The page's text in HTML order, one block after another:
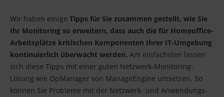
Wir haben einige Tipps für Sie zusammen gestellt, wie Sie
Ihr Monitoring so erweitern, dass auch die für Homeoffice-
Arbeitsplätze kritischen Komponenten Ihrer IT-Umgebung
kontinuierlich überwacht werden. Am einfachsten lassen
sich diese Tipps mit einer guten Netzwerk-Monitoring-
Lösung wie OpManager von ManageEngine umsetzen. So
können Sie Probleme mit der Netzwerk- und Anwendungs-